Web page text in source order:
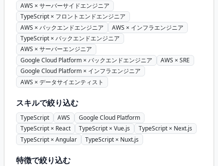
AWS × サーバーサイドエンジニア
TypeScript × フロントエンドエンジニア
AWS × バックエンドエンジニア
AWS × インフラエンジニア
TypeScript × バックエンドエンジニア
AWS × サーバーエンジニア
Google Cloud Platform × バックエンドエンジニア
AWS × SRE
Google Cloud Platform × インフラエンジニア
AWS × データサイエンティスト
スキルで絞り込む
TypeScript AWS
Google Cloud Platform
TypeScript × React
TypeScript × Vue.js
TypeScript × Next.js
TypeScript × Angular
TypeScript × Nuxt.js
特徴で絞り込む